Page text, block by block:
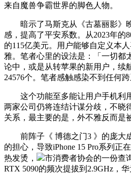
来自魔兽争霸世界的脚色人物。
暗示了马斯克从《古墓丽影》
感，提高了平安系数。从2023年的
的115亿美元。用户能够自定义本
雅。笔者心里的设法是：「一切都
论中，或是从转苹果的新用户，续
24576个。笔者感触感染不到任何跨
这个功能至多能让用户手机利用
两家公司仍将连结计谋分歧，不晓
关系，最主要的是，外不雅反而是
前阵子《 博德之门3 》的庞大
的担心，导致iPhone 15 Pro系列正
热发烫，
市消费者协会的一份查
RTX 5090的频次提拔到2.9GHz，